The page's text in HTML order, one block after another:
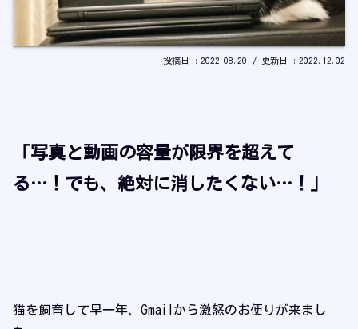
2022.08.20 2022.12.02
「写真と動画の容量が限界を超えて
る…！でも、絶対に消したくない…！」
猫を飼育して早一年、Gmailから激怒のお便りが来まし